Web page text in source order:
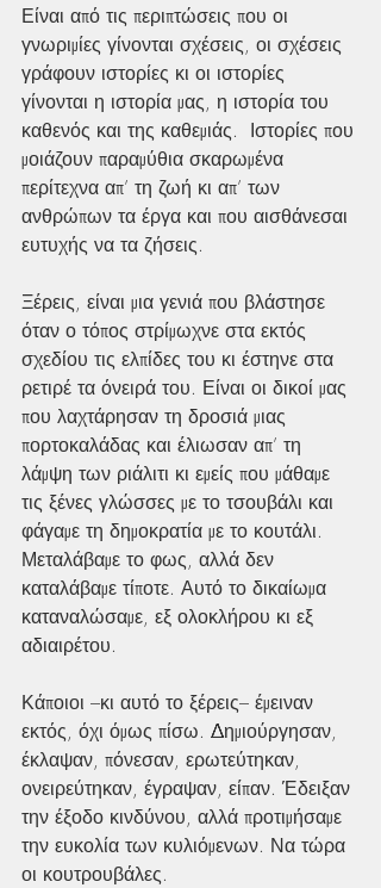
Είναι από τις περιπτώσεις που οι
γνωριμίες γίνονται σχέσεις, οι σχέσεις
γράφουν ιστορίες κι οι ιστορίες
γίνονται η ιστορία μας, η ιστορία του
καθενός και της καθεμιάς.  Ιστορίες που
μοιάζουν παραμύθια σκαρωμένα
περίτεχνα απ’ τη ζωή κι απ’ των
ανθρώπων τα έργα και που αισθάνεσαι
ευτυχής να τα ζήσεις.
Ξέρεις, είναι μια γενιά που βλάστησε
όταν ο τόπος στρίμωχνε στα εκτός
σχεδίου τις ελπίδες του κι έστηνε στα
ρετιρέ τα όνειρά του. Είναι οι δικοί μας
που λαχτάρησαν τη δροσιά μιας
πορτοκαλάδας και έλιωσαν απ’ τη
λάμψη των ριάλιτι κι εμείς που μάθαμε
τις ξένες γλώσσες με το τσουβάλι και
φάγαμε τη δημοκρατία με το κουτάλι.
Μεταλάβαμε το φως, αλλά δεν
καταλάβαμε τίποτε. Αυτό το δικαίωμα
καταναλώσαμε, εξ ολοκλήρου κι εξ
αδιαιρέτου.
Κάποιοι –κι αυτό το ξέρεις– έμειναν
εκτός, όχι όμως πίσω. Δημιούργησαν,
έκλαψαν, πόνεσαν, ερωτεύτηκαν,
ονειρεύτηκαν, έγραψαν, είπαν. Έδειξαν
την έξοδο κινδύνου, αλλά προτιμήσαμε
την ευκολία των κυλιόμενων. Να τώρα
οι κουτρουβάλες.